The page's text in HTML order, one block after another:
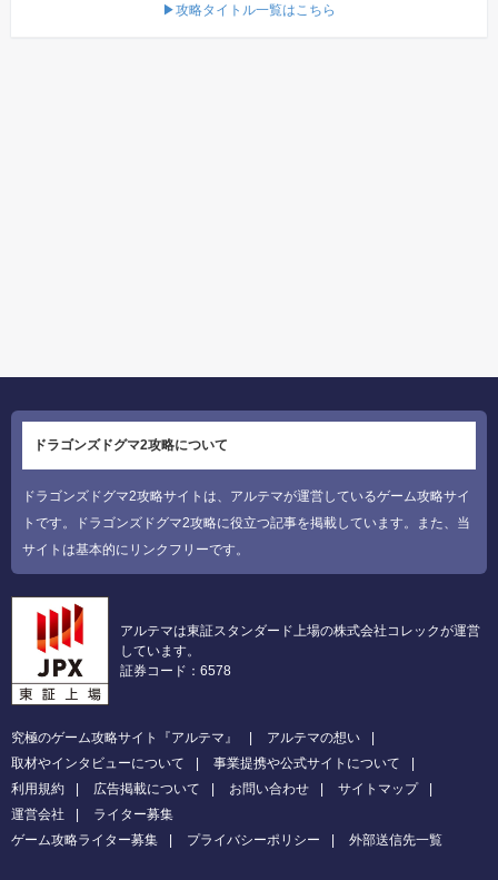
▶攻略タイトル一覧はこちら
ドラゴンズドグマ2攻略について
ドラゴンズドグマ2攻略サイトは、アルテマが運営しているゲーム攻略サイ
トです。ドラゴンズドグマ2攻略に役立つ記事を掲載しています。また、当
サイトは基本的にリンクフリーです。
アルテマは東証スタンダード上場の株式会社コレックが運営
しています。
証券コード：6578
究極のゲーム攻略サイト『アルテマ』
アルテマの想い
取材やインタビューについて
事業提携や公式サイトについて
利用規約
広告掲載について お問い合わせ
サイトマップ
運営会社
ライター募集
ゲーム攻略ライター募集
プライバシーポリシー 外部送信先一覧